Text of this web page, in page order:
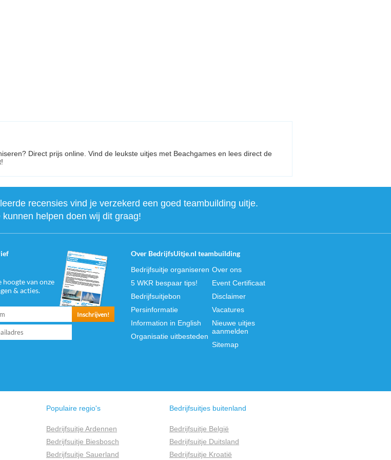
Direct prijs online. Vind de leukste uitjes met Beachgames en lees direct de
recensies vind je verzekerd een goed teambuilding uitje.
kunnen helpen doen wij dit graag!
hoogte van onze
& acties.
Over BedrijfsUitje.nl teambuilding
Bedrijfsuitje organiseren
5 WKR bespaar tips!
Bedrijfsuitjebon
Persinformatie
Information in English
Organisatie uitbesteden
Over ons
Event Certificaat
Disclaimer
Vacatures
Nieuwe uitjes
aanmelden
Sitemap
Populaire regio's
Bedrijfsuitje Ardennen
Bedrijfsuitje Biesbosch
Bedrijfsuitje Sauerland
Bedrijfsuitjes buitenland
Bedrijfsuitje België
Bedrijfsuitje Duitsland
Bedrijfsuitje Kroatië